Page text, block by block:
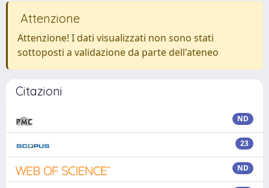
Attenzione
Attenzione! I dati visualizzati non sono stati
sottoposti a validazione da parte dell'ateneo
Citazioni
ND
23
ND